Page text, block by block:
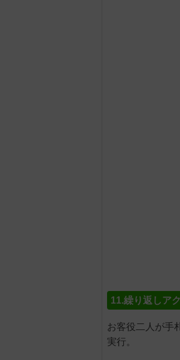
11.繰り返しア
お客役二人が手
実行。